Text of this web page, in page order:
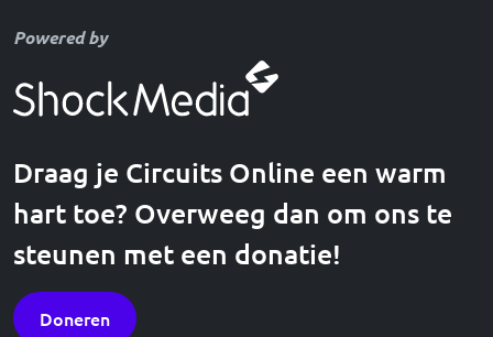
Powered by
Draag je Circuits Online een warm
hart toe? Overweeg dan om ons te
steunen met een donatie!
Doneren